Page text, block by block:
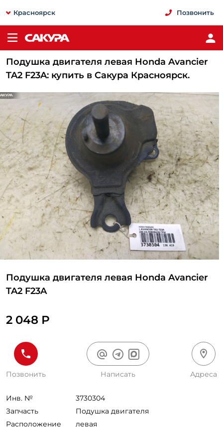
Красноярск Позвонить
Подушка двигателя левая Honda Avancier
TA2 F23A: купить в Сакура Красноярск.
Подушка двигателя левая Honda Avancier
TA2 F23A
2 048 Р
Позвонить Написать Адреса
Инв. №
3730304
Запчасть
Подушка двигателя
Расположение
левая